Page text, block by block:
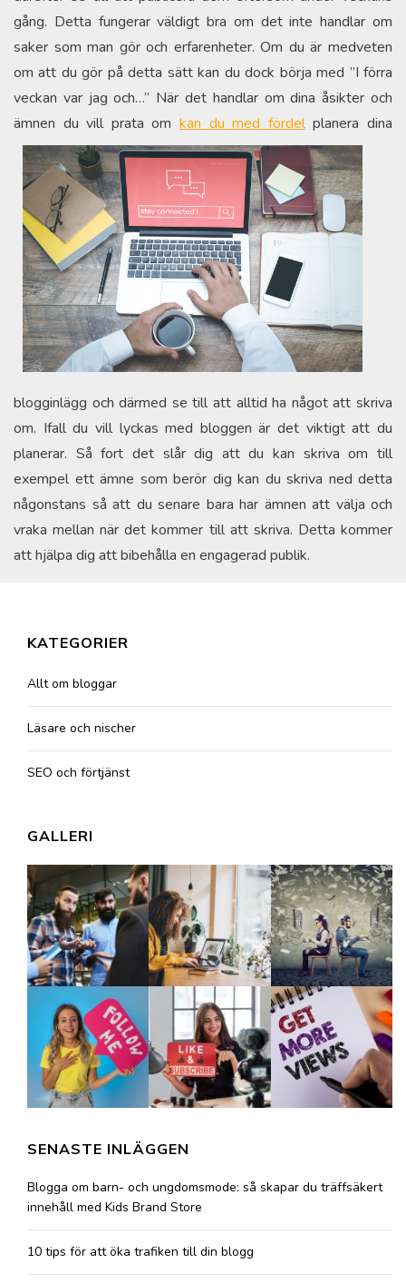
gång. Detta fungerar väldigt bra om det inte handlar om
saker som man gör och erfarenheter. Om du är medveten
om att du gör på detta sätt kan du dock börja med ”I förra
veckan var jag och…” När det handlar om dina åsikter och
ämnen du vill prata om kan du med fördelplanera dina
blogginlägg och därmed se till att alltid ha något att skriva
om. Ifall du vill lyckas med bloggen är det viktigt att du
planerar. Så fort det slår dig att du kan skriva om till
exempel ett ämne som berör dig kan du skriva ned detta
någonstans så att du senare bara har ämnen att välja och
vraka mellan när det kommer till att skriva. Detta kommer
att hjälpa dig att bibehålla en engagerad publik.
KATEGORIER
Allt om bloggar
Läsare och nischer
SEO och förtjänst
GALLERI
SENASTE INLÄGGEN
Blogga om barn- och ungdomsmode: så skapar du träffsäkert
innehåll med Kids Brand Store
10 tips för att öka trafiken till din blogg